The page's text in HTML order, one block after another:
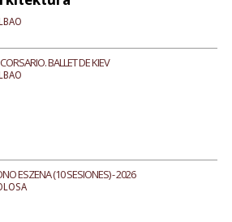
BALLET DE KIEV
ESZENA (10 SESIONES) - 2026